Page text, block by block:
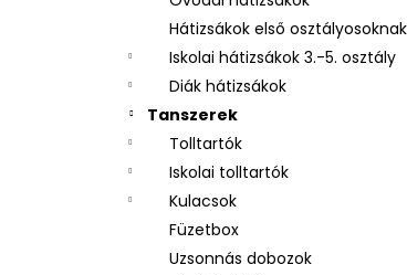
Hátizsákok első osztályosoknak
Iskolai hátizsákok 3.-5. osztály
Diák hátizsákok
Tanszerek
Tolltartók
Iskolai tolltartók
Kulacsok
Füzetbox
Uzsonnás dobozok
2 250 Ft